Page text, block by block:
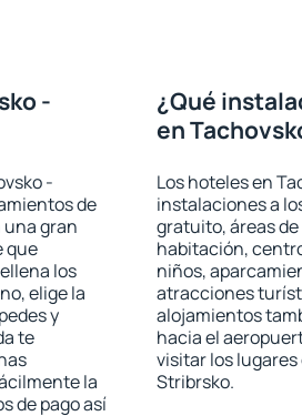
-
-
de
una gran
que
los
elige la
y
te
la
de pago así
¿Qué
en
Los hoteles en
instalaciones a
gratuito, áreas
habitación,
niños,
atracciones
alojamientos
hacia el
visitar los
Stribrsko.